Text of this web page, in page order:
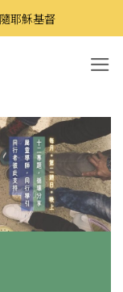
耶穌基督